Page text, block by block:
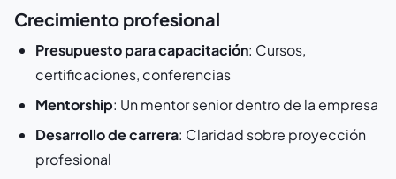
Crecimiento profesional
Presupuesto para capacitación: Cursos,
certificaciones, conferencias
Mentorship: Un mentor senior dentro de la empresa
Desarrollo de carrera: Claridad sobre proyección
profesional